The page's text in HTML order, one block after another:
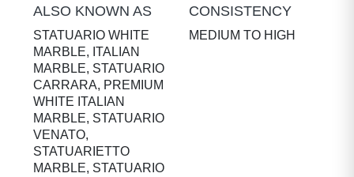
ALSO KNOWN AS
STATUARIO WHITE
MARBLE, ITALIAN
MARBLE, STATUARIO
CARRARA, PREMIUM
WHITE ITALIAN
MARBLE, STATUARIO
VENATO,
STATUARIETTO
MARBLE, STATUARIO
CONSISTENCY
MEDIUM TO HIGH